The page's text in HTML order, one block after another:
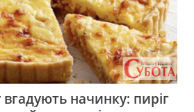
вгадують начинку: пиріг